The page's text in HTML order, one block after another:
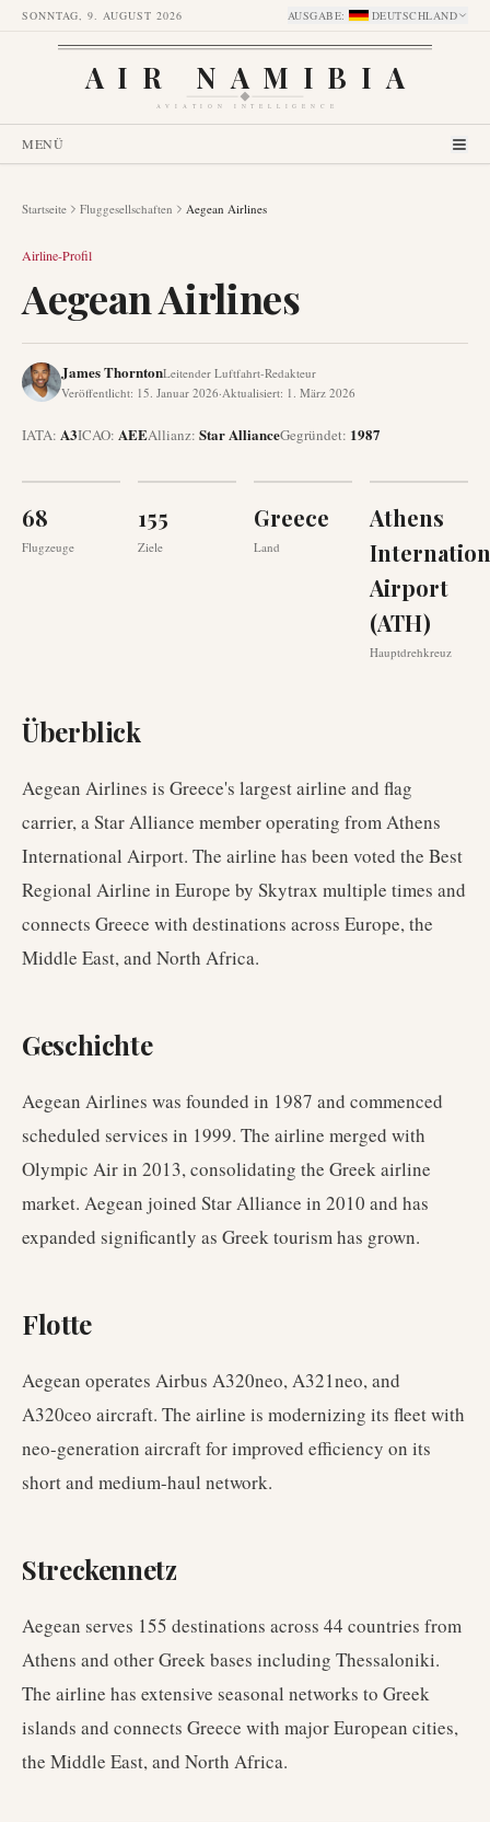
SONNTAG, 9. AUGUST 2026 AUSGABE: DEUTSCHLAND
AIR NAMIBIA
AVIATION INTELLIGENCE
MENÜ
Startseite Fluggesellschaften Aegean Airlines
Airline-Profil
Aegean Airlines
James ThorntonLeitender Luftfahrt-Redakteur
Veröffentlicht: 15. Januar 2026·Aktualisiert: 1. März 2026
IATA: A3ICAO: AEEAllianz: Star AllianceGegründet: 1987
68
Flugzeuge
155
Ziele
Greece
Land
Athens
Airport
(ATH)
Hauptdrehkreuz
Überblick
Aegean Airlines is Greece's largest airline and flag
carrier, a Star Alliance member operating from Athens
International Airport. The airline has been voted the Best
Regional Airline in Europe by Skytrax multiple times and
connects Greece with destinations across Europe, the
Middle East, and North Africa.
Geschichte
Aegean Airlines was founded in 1987 and commenced
scheduled services in 1999. The airline merged with
Olympic Air in 2013, consolidating the Greek airline
market. Aegean joined Star Alliance in 2010 and has
expanded significantly as Greek tourism has grown.
Flotte
Aegean operates Airbus A320neo, A321neo, and
A320ceo aircraft. The airline is modernizing its fleet with
neo-generation aircraft for improved efficiency on its
short and medium-haul network.
Streckennetz
Aegean serves 155 destinations across 44 countries from
Athens and other Greek bases including Thessaloniki.
The airline has extensive seasonal networks to Greek
islands and connects Greece with major European cities,
the Middle East, and North Africa.